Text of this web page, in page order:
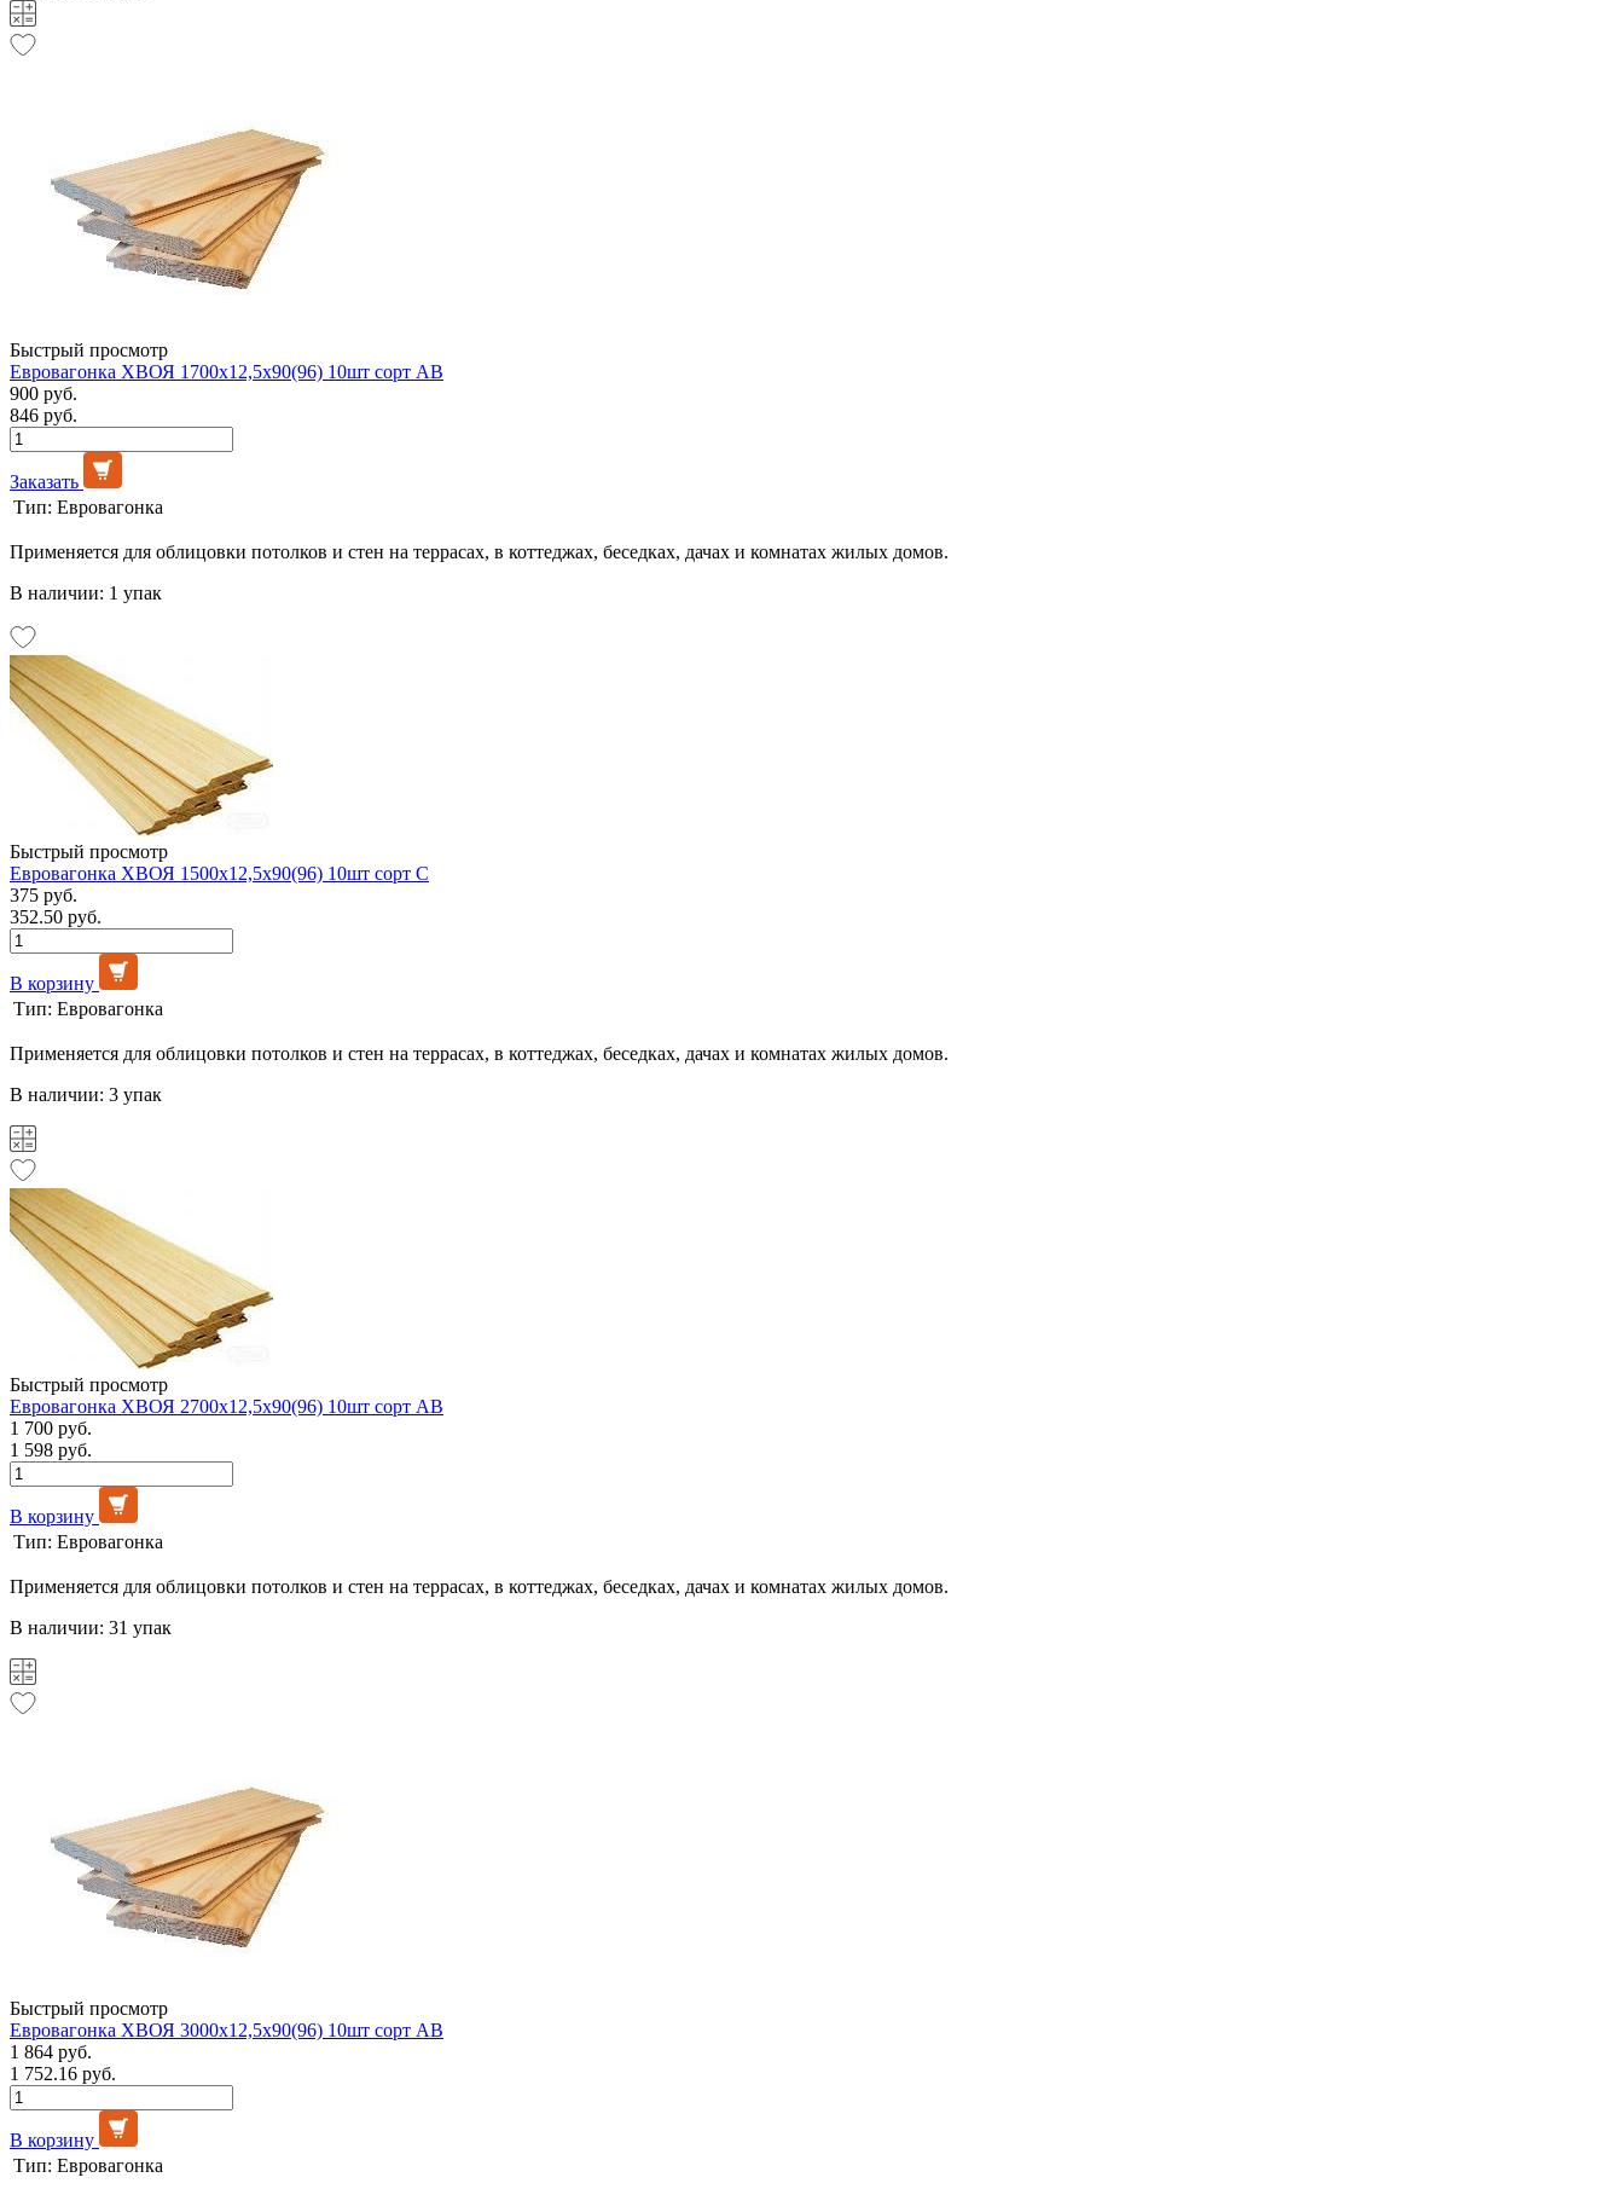
Быстрый просмотр
Евровагонка ХВОЯ 1700х12,5х90(96) 10шт сорт АВ
900 руб.
846 руб.
Заказать
Тип: Евровагонка
Применяется для облицовки потолков и стен на террасах, в коттеджах, беседках, дачах и комнатах жилых домов.
В наличии: 1 упак
Быстрый просмотр
Евровагонка ХВОЯ 1500х12,5х90(96) 10шт сорт С
375 руб.
352.50 руб.
В корзину
Тип: Евровагонка
Применяется для облицовки потолков и стен на террасах, в коттеджах, беседках, дачах и комнатах жилых домов.
В наличии: 3 упак
Быстрый просмотр
Евровагонка ХВОЯ 2700х12,5х90(96) 10шт сорт АВ
1 700 руб.
1 598 руб.
В корзину
Тип: Евровагонка
Применяется для облицовки потолков и стен на террасах, в коттеджах, беседках, дачах и комнатах жилых домов.
В наличии: 31 упак
Быстрый просмотр
Евровагонка ХВОЯ 3000х12,5х90(96) 10шт сорт АВ
1 864 руб.
1 752.16 руб.
В корзину
Тип: Евровагонка